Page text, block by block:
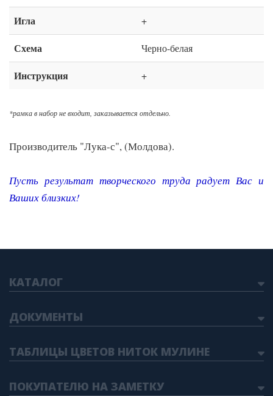
Игла +
Схема Черно-белая
Инструкция +
*рамка в набор не входит, заказывается отдельно.
Производитель "Лука-с", (Молдова).
Пусть результат творческого труда радует Вас и
Ваших близких!
КАТАЛОГ
ДОКУМЕНТЫ
ТАБЛИЦЫ ЦВЕТОВ НИТОК МУЛИНЕ
ПОКУПАТЕЛЮ НА ЗАМЕТКУ